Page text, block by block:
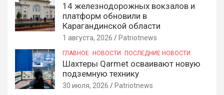
14 железнодорожных вокзалов и
платформ обновили в
Карагандинской области
1 августа, 2026 Patriotnews
ГЛАВНОЕ НОВОСТИ ПОСЛЕДНИЕ НОВОСТИ
Шахтеры Qarmet осваивают новую
подземную технику
30 июля, 2026 Patriotnews